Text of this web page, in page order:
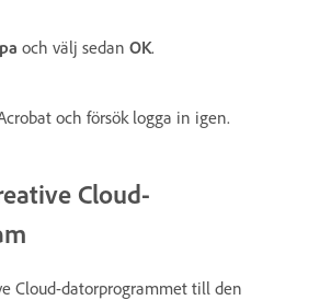
och välj sedan OK.
och försök logga in igen.
Cloud-
Cloud-datorprogrammet till den